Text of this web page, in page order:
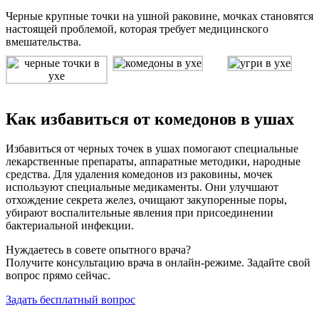
Черные крупные точки на ушной раковине, мочках становятся
настоящей проблемой, которая требует медицинского
вмешательства.
Как избавиться от комедонов в ушах
Избавиться от черных точек в ушах помогают специальные
лекарственные препараты, аппаратные методики, народные
средства. Для удаления комедонов из раковины, мочек
используют специальные медикаменты. Они улучшают
отхождение секрета желез, очищают закупоренные поры,
убирают воспалительные явления при присоединении
бактериальной инфекции.
Нуждаетесь в совете опытного врача?
Получите консультацию врача в онлайн-режиме. Задайте свой
вопрос прямо сейчас.
Задать бесплатный вопрос